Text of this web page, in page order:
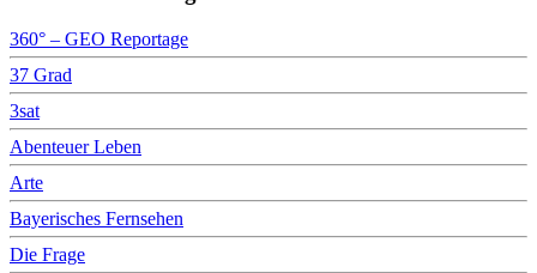
360° – GEO Reportage
37 Grad
3sat
Abenteuer Leben
Arte
Bayerisches Fernsehen
Die Frage